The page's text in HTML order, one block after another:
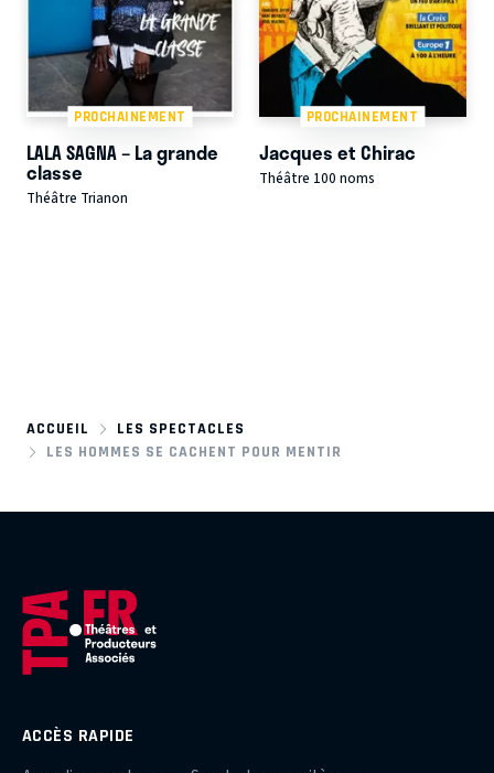
PROCHAINEMENT
LALA SAGNA – La grande
classe
Théâtre Trianon
PROCHAINEMENT
Jacques et Chirac
Théâtre 100 noms
ACCUEIL
LES SPECTACLES
LES HOMMES SE CACHENT POUR MENTIR
ACCÈS RAPIDE